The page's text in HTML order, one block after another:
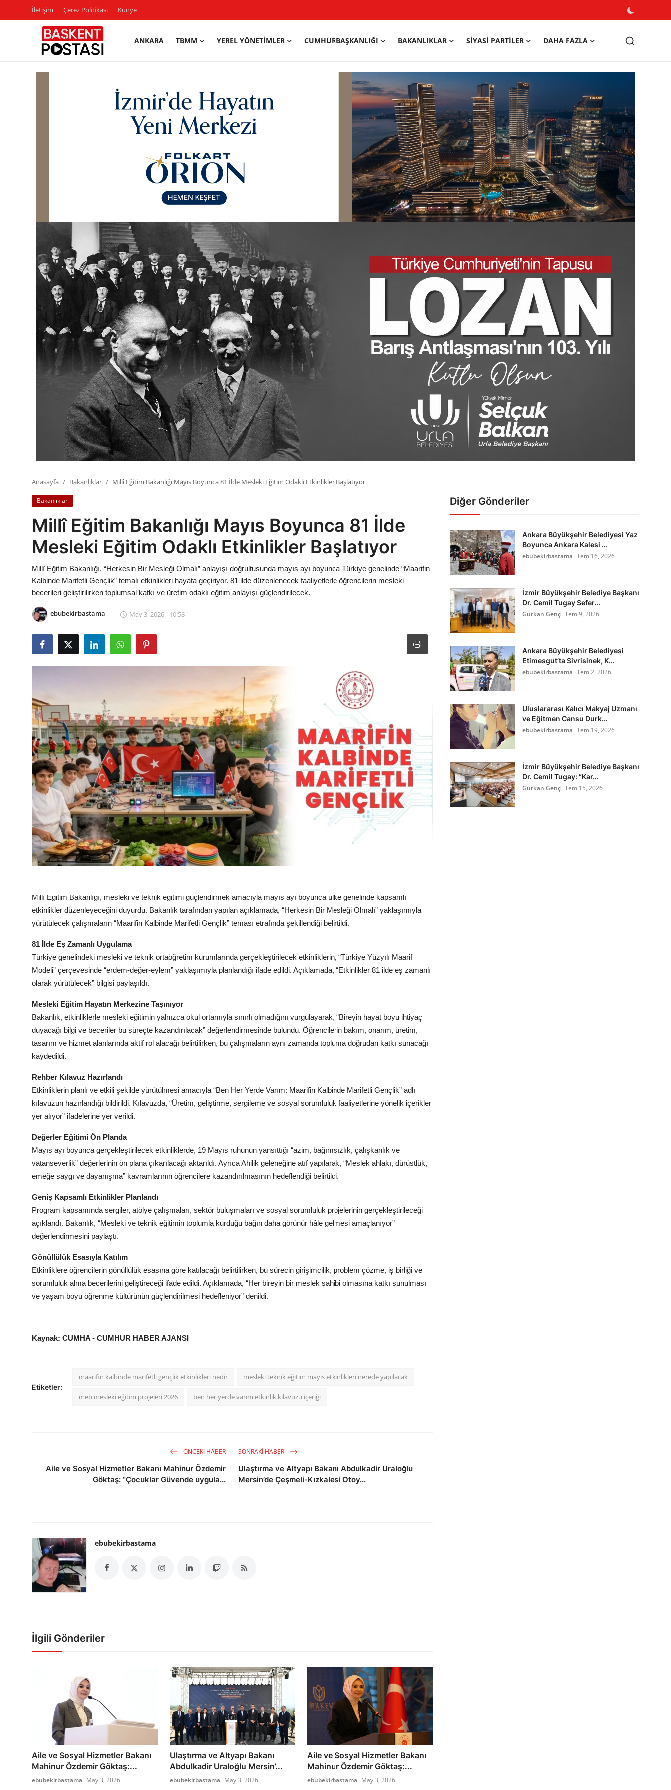
İletişim Çerez Politikası Künye
ANKARA TBMM YEREL YÖNETIMLER CUMHURBAŞKANLIĞI BAKANLIKLAR SIYASI PARTILER DAHA FAZLA
Bakanlıklar
Siyasi Partiler
Mülki İdare
Toplum ve Yaşam
Sivil Toplum Kuruluşları
Kamu Kurumları ve Üst Kurullar
Anasayfa Bakanlıklar Millî Eğitim Bakanlığı Mayıs Boyunca 81 İlde Mesleki Eğitim Odaklı Etkinlikler Başlatıyor
Bakanlıklar
Millî Eğitim Bakanlığı Mayıs Boyunca 81 İlde
Mesleki Eğitim Odaklı Etkinlikler Başlatıyor
Millî Eğitim Bakanlığı, “Herkesin Bir Mesleği Olmalı” anlayışı doğrultusunda mayıs ayı boyunca Türkiye genelinde “Maarifin
Kalbinde Marifetli Gençlik” temalı etkinlikleri hayata geçiriyor. 81 ilde düzenlenecek faaliyetlerle öğrencilerin mesleki
becerileri geliştirilirken toplumsal katkı ve üretim odaklı eğitim anlayışı güçlendirilecek.
ebubekirbastama May 3, 2026 - 10:58
Millî Eğitim Bakanlığı, mesleki ve teknik eğitimi güçlendirmek amacıyla mayıs ayı boyunca ülke genelinde kapsamlı
etkinlikler düzenleyeceğini duyurdu. Bakanlık tarafından yapılan açıklamada, “Herkesin Bir Mesleği Olmalı” yaklaşımıyla
yürütülecek çalışmaların “Maarifin Kalbinde Marifetli Gençlik” teması etrafında şekillendiği belirtildi.
81 İlde Eş Zamanlı Uygulama
Türkiye genelindeki mesleki ve teknik ortaöğretim kurumlarında gerçekleştirilecek etkinliklerin, “Türkiye Yüzyılı Maarif
Modeli” çerçevesinde “erdem-değer-eylem” yaklaşımıyla planlandığı ifade edildi. Açıklamada, “Etkinlikler 81 ilde eş zamanlı
olarak yürütülecek” bilgisi paylaşıldı.
Mesleki Eğitim Hayatın Merkezine Taşınıyor
Bakanlık, etkinliklerle mesleki eğitimin yalnızca okul ortamıyla sınırlı olmadığını vurgulayarak, “Bireyin hayat boyu ihtiyaç
duyacağı bilgi ve beceriler bu süreçte kazandırılacak” değerlendirmesinde bulundu. Öğrencilerin bakım, onarım, üretim,
tasarım ve hizmet alanlarında aktif rol alacağı belirtilirken, bu çalışmaların aynı zamanda topluma doğrudan katkı sunacağı
kaydedildi.
Rehber Kılavuz Hazırlandı
Etkinliklerin planlı ve etkili şekilde yürütülmesi amacıyla “Ben Her Yerde Varım: Maarifin Kalbinde Marifetli Gençlik” adlı
kılavuzun hazırlandığı bildirildi. Kılavuzda, “Üretim, geliştirme, sergileme ve sosyal sorumluluk faaliyetlerine yönelik içerikler
yer alıyor” ifadelerine yer verildi.
Değerler Eğitimi Ön Planda
Mayıs ayı boyunca gerçekleştirilecek etkinliklerde, 19 Mayıs ruhunun yansıttığı “azim, bağımsızlık, çalışkanlık ve
vatanseverlik” değerlerinin ön plana çıkarılacağı aktarıldı. Ayrıca Ahilik geleneğine atıf yapılarak, “Meslek ahlakı, dürüstlük,
emeğe saygı ve dayanışma” kavramlarının öğrencilere kazandırılmasının hedeflendiği belirtildi.
Geniş Kapsamlı Etkinlikler Planlandı
Program kapsamında sergiler, atölye çalışmaları, sektör buluşmaları ve sosyal sorumluluk projelerinin gerçekleştirileceği
açıklandı. Bakanlık, “Mesleki ve teknik eğitimin toplumla kurduğu bağın daha görünür hâle gelmesi amaçlanıyor”
değerlendirmesini paylaştı.
Gönüllülük Esasıyla Katılım
Etkinliklere öğrencilerin gönüllülük esasına göre katılacağı belirtilirken, bu sürecin girişimcilik, problem çözme, iş birliği ve
sorumluluk alma becerilerini geliştireceği ifade edildi. Açıklamada, “Her bireyin bir meslek sahibi olmasına katkı sunulması
ve yaşam boyu öğrenme kültürünün güçlendirilmesi hedefleniyor” denildi.
Kaynak: CUMHA - CUMHUR HABER AJANSI
Etiketler:
maarifin kalbinde marifetli gençlik etkinlikleri nedir mesleki teknik eğitim mayıs etkinlikleri nerede yapılacak
meb mesleki eğitim projeleri 2026 ben her yerde varım etkinlik kılavuzu içeriği
ÖNCEKI HABER
Aile ve Sosyal Hizmetler Bakanı Mahinur Özdemir
Göktaş: “Çocuklar Güvende uygula...
SONRAKI HABER
Ulaştırma ve Altyapı Bakanı Abdulkadir Uraloğlu
Mersin’de Çeşmeli-Kızkalesi Otoy...
ebubekirbastama
İlgili Gönderiler
Aile ve Sosyal Hizmetler Bakanı
Mahinur Özdemir Göktaş:...
ebubekirbastama May 3, 2026
Ulaştırma ve Altyapı Bakanı
Abdulkadir Uraloğlu Mersin’...
ebubekirbastama May 3, 2026
Aile ve Sosyal Hizmetler Bakanı
Mahinur Özdemir Göktaş:...
ebubekirbastama May 3, 2026
Diğer Gönderiler
Ankara Büyükşehir Belediyesi Yaz
Boyunca Ankara Kalesi ...
ebubekirbastama Tem 16, 2026
İzmir Büyükşehir Belediye Başkanı
Dr. Cemil Tugay Sefer...
Gürkan Genç Tem 9, 2026
Ankara Büyükşehir Belediyesi
Etimesgut’ta Sivrisinek, K...
ebubekirbastama Tem 2, 2026
Uluslararası Kalıcı Makyaj Uzmanı
ve Eğitmen Cansu Durk...
ebubekirbastama Tem 19, 2026
İzmir Büyükşehir Belediye Başkanı
Dr. Cemil Tugay: “Kar...
Gürkan Genç Tem 15, 2026